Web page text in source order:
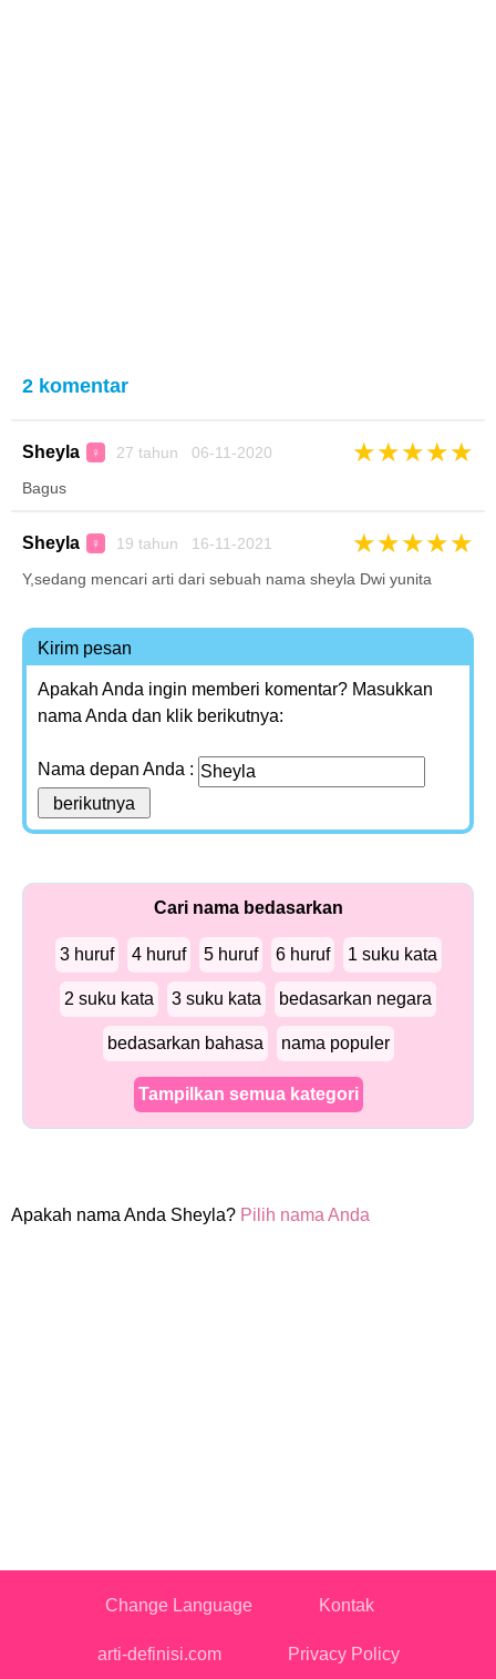
2 komentar
Sheyla ♀ 27 tahun 06-11-2020 ★★★★★
Bagus
Sheyla ♀ 19 tahun 16-11-2021 ★★★★★
Y,sedang mencari arti dari sebuah nama sheyla Dwi yunita
Kirim pesan
Apakah Anda ingin memberi komentar? Masukkan
nama Anda dan klik berikutnya:
Nama depan Anda :
Cari nama bedasarkan
3 huruf 4 huruf 5 huruf 6 huruf 1 suku kata
2 suku kata 3 suku kata bedasarkan negara
bedasarkan bahasa nama populer
Tampilkan semua kategori
Apakah nama Anda Sheyla? Pilih nama Anda
Change Language Kontak
arti-definisi.com Privacy Policy